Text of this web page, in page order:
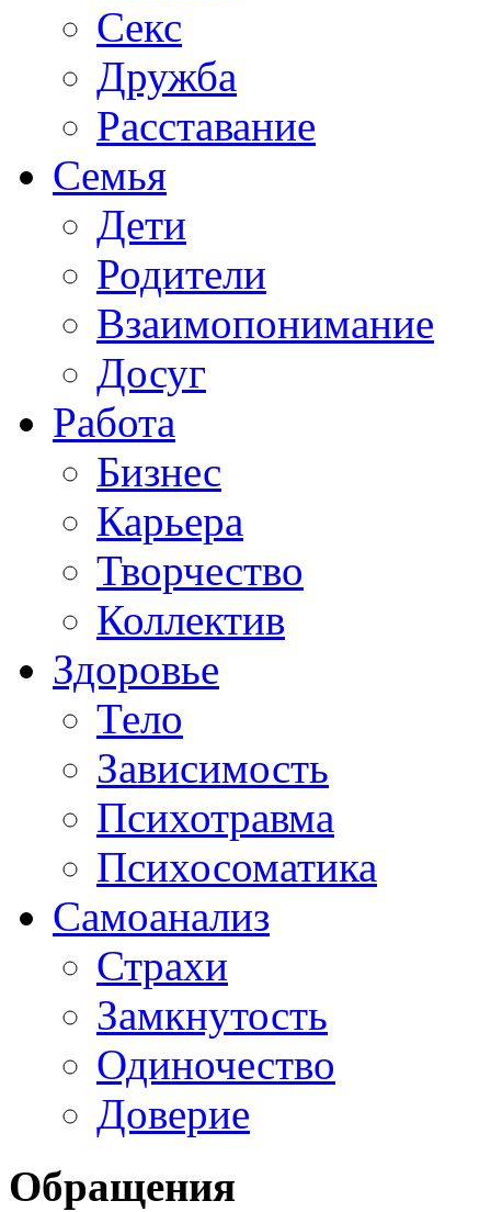
Секс
Дружба
Расставание
Семья
Дети
Родители
Взаимопонимание
Досуг
Работа
Бизнес
Карьера
Творчество
Коллектив
Здоровье
Тело
Зависимость
Психотравма
Психосоматика
Самоанализ
Страхи
Замкнутость
Одиночество
Доверие
Обращения